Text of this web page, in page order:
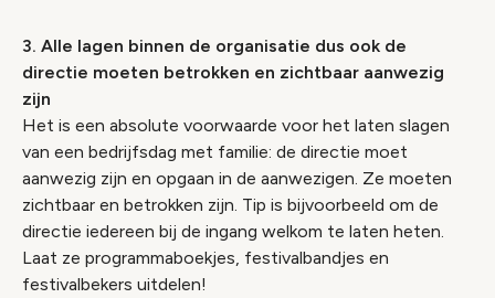
3. Alle lagen binnen de organisatie dus ook de
directie moeten betrokken en zichtbaar aanwezig
zijn
Het is een absolute voorwaarde voor het laten slagen
van een bedrijfsdag met familie: de directie moet
aanwezig zijn en opgaan in de aanwezigen. Ze moeten
zichtbaar en betrokken zijn. Tip is bijvoorbeeld om de
directie iedereen bij de ingang welkom te laten heten.
Laat ze programmaboekjes, festivalbandjes en
festivalbekers uitdelen!